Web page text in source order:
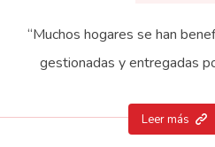
“Muchos hogares se han
gestionadas y entregadas
Leer más